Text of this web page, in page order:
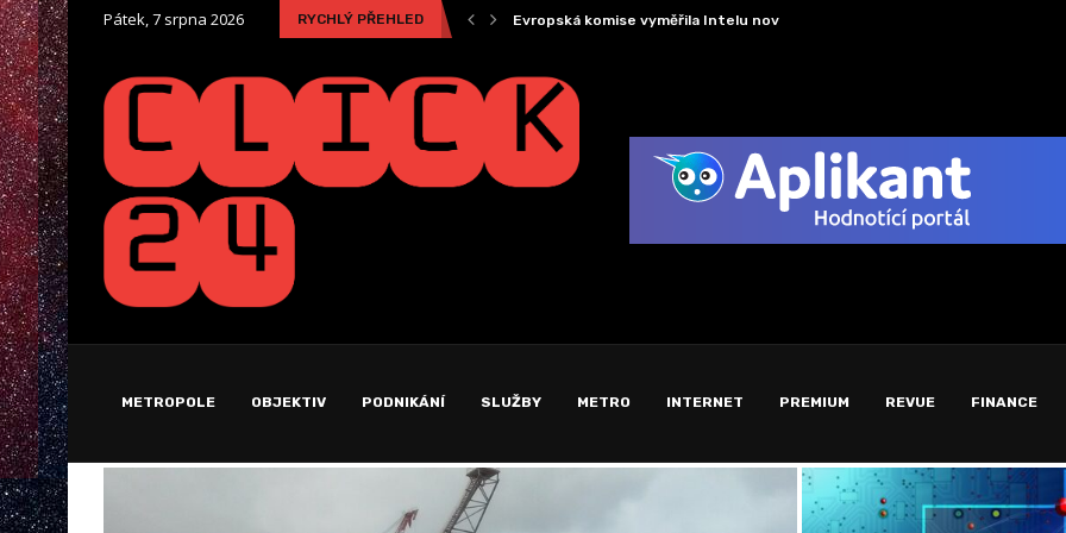
Pátek, 7 srpna 2026 RYCHLÝ PŘEHLED
Snadné porovnání nabídek od různých pojišťoven pro váš... Evropská komise vyměřila Intelu novou pokutu, původní částečně...
METROPOLE OBJEKTIV PODNIKÁNÍ SLUŽBY METRO INTERNET PREMIUM REVUE FINANCE